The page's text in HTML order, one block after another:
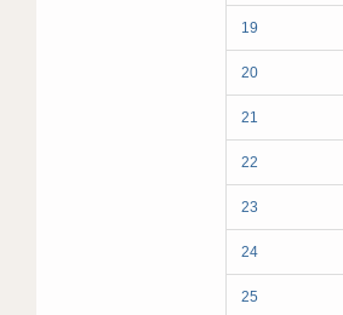
19
20
21
22
23
24
25